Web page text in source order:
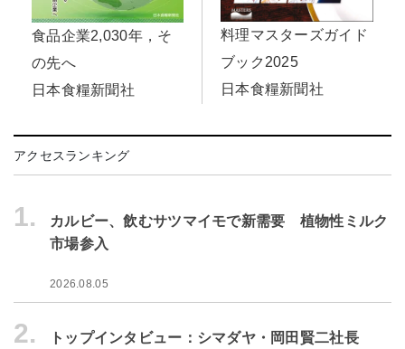
食品企業2,030年，そ
の先へ
日本食糧新聞社
料理マスターズガイド
ブック2025
日本食糧新聞社
アクセスランキング
1.
カルビー、飲むサツマイモで新需要 植物性ミルク
市場参入
2026.08.05
2. トップインタビュー：シマダヤ・岡田賢二社長